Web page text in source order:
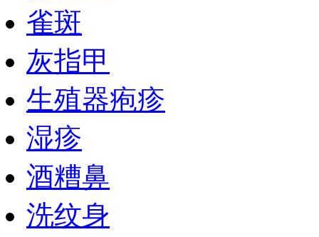
雀斑
灰指甲
生殖器疱疹
湿疹
酒糟鼻
洗纹身